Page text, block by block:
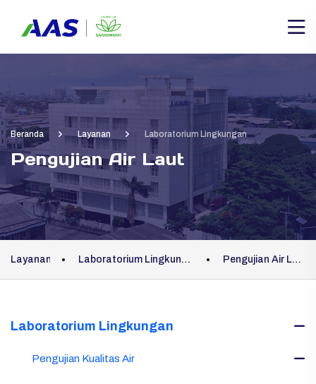
Beranda Layanan Laboratorium Lingkungan
Pengujian Air Laut
Layanan Laboratorium Lingkungan Pengujian Air Laut
Laboratorium Lingkungan
Pengujian Kualitas Air